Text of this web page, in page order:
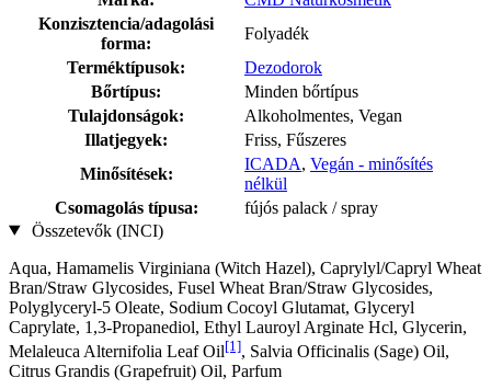
Konzisztencia/adagolási
forma:
Folyadék
Terméktípusok:
Dezodorok
Bőrtípus:
Minden bőrtípus
Tulajdonságok:
Alkoholmentes, Vegan
Illatjegyek:
Friss, Fűszeres
Minősítések:
ICADA, Vegán - minősítés
nélkül
Csomagolás típusa:
fújós palack / spray
Összetevők (INCI)
Aqua, Hamamelis Virginiana (Witch Hazel), Caprylyl/Capryl Wheat
Bran/Straw Glycosides, Fusel Wheat Bran/Straw Glycosides,
Polyglyceryl-5 Oleate, Sodium Cocoyl Glutamat, Glyceryl
Caprylate, 1,3-Propanediol, Ethyl Lauroyl Arginate Hcl, Glycerin,
Melaleuca Alternifolia Leaf Oil[1], Salvia Officinalis (Sage) Oil,
Citrus Grandis (Grapefruit) Oil, Parfum